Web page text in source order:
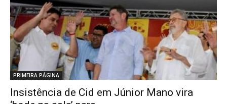
PRIMEIRA PÁGINA
Insistência de Cid em Júnior Mano vira